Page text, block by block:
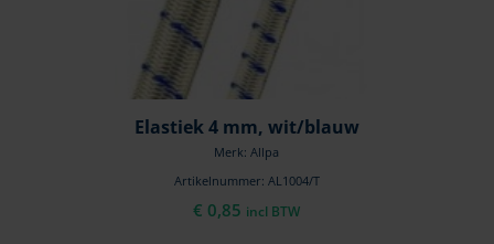
Elastiek 4 mm, wit/blauw
Merk: Allpa
Artikelnummer: AL1004/T
€ 0,85 incl BTW